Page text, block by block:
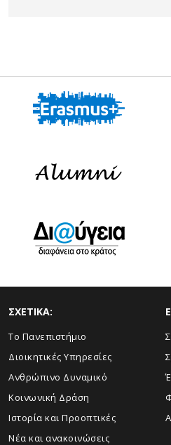
ΣΧΕΤΙΚΑ:
Το Πανεπιστήμιο
Διοικητικές Υπηρεσίες
Ανθρώπινο Δυναμικό
Κοινωνική Δράση
Ιστορία και Προοπτικές
Νέα και ανακοινώσεις